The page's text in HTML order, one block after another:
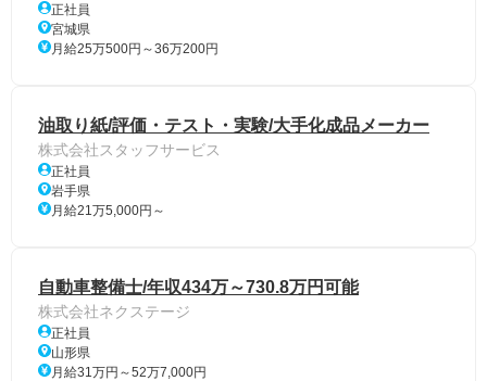
正社員
宮城県
月給25万500円～36万200円
油取り紙/評価・テスト・実験/大手化成品メーカー
株式会社スタッフサービス
正社員
岩手県
月給21万5,000円～
自動車整備士/年収434万～730.8万円可能
株式会社ネクステージ
正社員
山形県
月給31万円～52万7,000円